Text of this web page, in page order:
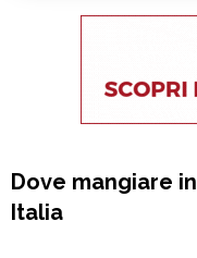
Dove mangiare in
Italia